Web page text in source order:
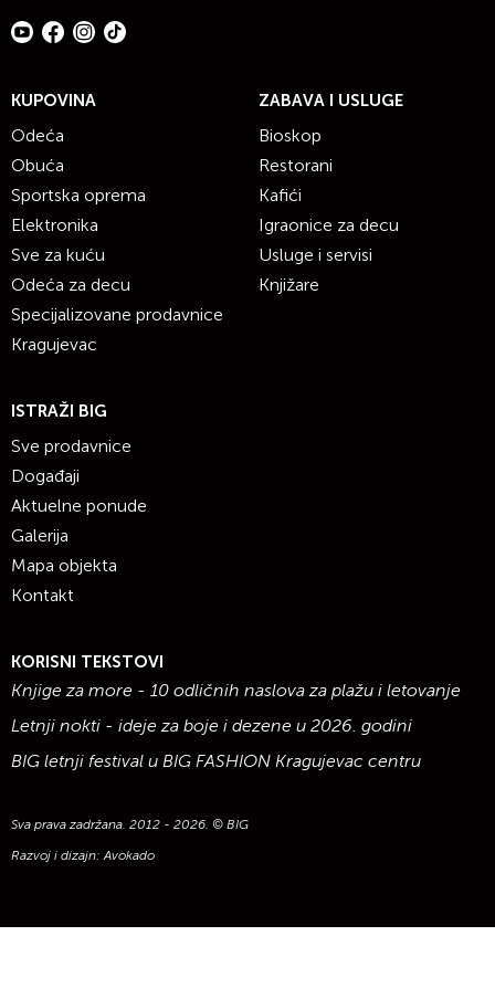
https://www.facebook.com/NikeFootballSrbija
KUPOVINA
Odeća
Obuća
Sportska oprema
Elektronika
Sve za kuću
Odeća za decu
Specijalizovane prodavnice
Kragujevac
ZABAVA I USLUGE
Bioskop
Restorani
Kafići
Igraonice za decu
Usluge i servisi
Knjižare
ISTRAŽI BIG
Sve prodavnice
Događaji
Aktuelne ponude
Galerija
Mapa objekta
Kontakt
KORISNI TEKSTOVI
Knjige za more - 10 odličnih naslova za plažu i letovanje
Letnji nokti - ideje za boje i dezene u 2026. godini
BIG letnji festival u BIG FASHION Kragujevac centru
Sva prava zadržana. 2012 - 2026. © BIG
Razvoj i dizajn:Avokado